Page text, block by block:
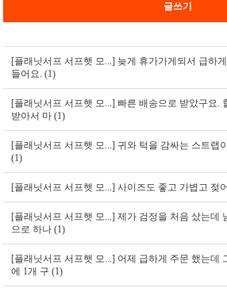
글쓰기
[플래닛서프 서프햇 모...] 늦게 휴가가게되서 급하
들어요. (1)
[플래닛서프 서프햇 모...]빠른 배송으로 받았구요.
받아서 마 (1)
[플래닛서프 서프햇 모...]귀와 턱을 감싸는 스트랩
(1)
[플래닛서프 서프햇 모...]사이즈도 좋고 가볍고 젖
[플래닛서프 서프햇 모...]제가 검정을 처음 샀는데
으로 하나 (1)
[플래닛서프 서프햇 모...] 어제 급하게 주문 했는데
에 1개 구 (1)